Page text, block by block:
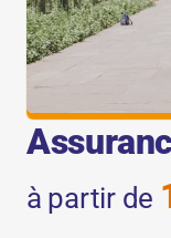
à partir de